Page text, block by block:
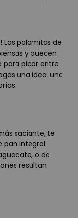
Las palomitas de
y pueden
para picar entre
una idea, una
saciante, te
pan integral.
o de
resultan